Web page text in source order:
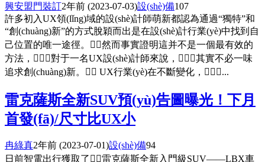
興安盟門裝訂2年前 (2023-07-03)設(shè)備107
許多初入UX領(lǐng)域的設(shè)計師萌新都認為通過“獨特”和
“創(chuàng)新”的方式脫穎而出是在設(shè)計行業(yè)中找到自
己位置的唯一途徑。然而事實證明這并不是一個最有效的
方法，對于一名UX設(shè)計師來說，其實不必一味
追求創(chuàng)新。 UX行業(yè)在不斷變化，...
雷克薩斯全新SUV預(yù)告圖曝光！下月
首發(fā)/尺寸比UX小
冉綠真2年前 (2023-07-01)設(shè)備94
日前智電出行獲取了雷克薩斯全新入門級SUV——LBX車